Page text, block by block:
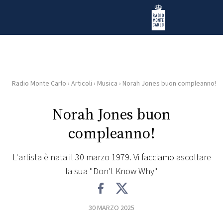
Radio Monte Carlo
HOME
RADIO
Radio Monte Carlo › Articoli › Musica › Norah Jones buon compleanno!
Norah Jones buon
compleanno!
L'artista è nata il 30 marzo 1979. Vi facciamo ascoltare
la sua "Don't Know Why"
30 MARZO 2025